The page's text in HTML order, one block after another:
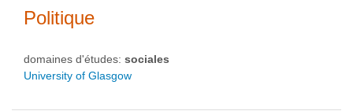
Politique
domaines d'études: sociales
University of Glasgow